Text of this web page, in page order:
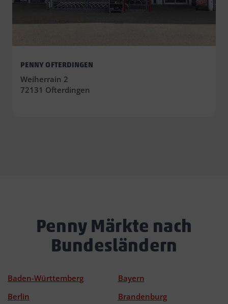
PENNY OFTERDINGEN
Weiherrain 2
72131 Ofterdingen
Penny Märkte nach
Bundesländern
Baden-Württemberg
Bayern
Berlin
Brandenburg